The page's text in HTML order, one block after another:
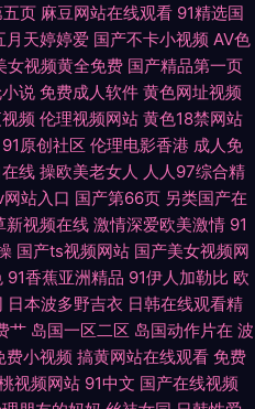
97 伊人干B 精品蜜桃9199 99热这里
人网 日本丝袜足交
页 麻豆网站在线观看 91精选国
月天婷婷爱 国产不卡小视频 AV色
女视频黄全免费 国产精品第一页
说 免费成人软件 黄色网址视频
频 伦理视频网站 黄色18禁网站
91原创社区 伦理电影香港 成人免
线 操欧美老女人 人人97综合精
站入口 国产第66页 另类国产在
新视频在线 激情深爱欧美激情 91
国产ts视频网站 国产美女视频网
91香蕉亚洲精品 91伊人加勒比 欧
日本波多野吉衣 日韩在线观看精
艹 岛国一区二区 岛国动作片在 波
费小视频 搞黄网站在线观看 免费
视频网站 91中文 国产在线视频